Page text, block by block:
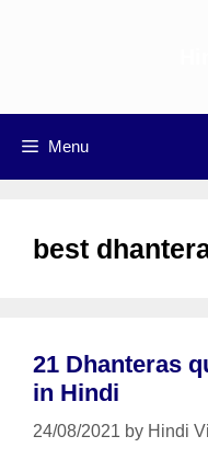
Menu
best
21 Dhanteras
in Hindi
24/08/2021 by Hindi